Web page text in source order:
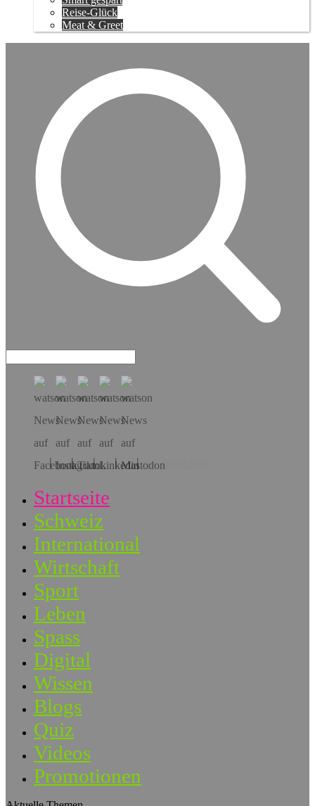
Reise-Glück
Meat & Greet
Hol dir die App!
Startseite
Schweiz
International
Wirtschaft
Sport
Leben
Spass
Digital
Wissen
Blogs
Quiz
Videos
Promotionen